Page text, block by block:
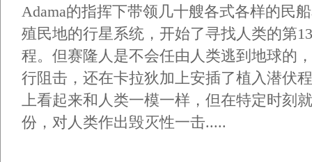
Adama的指挥下带领几十艘各式各样的民
殖民地的行星系统，开始了寻找人类的第
程。但赛隆人是不会任由人类逃到地球的
行阻击，还在卡拉狄加上安插了植入潜伏
上看起来和人类一模一样，但在特定时刻
份，对人类作出毁灭性一击.....